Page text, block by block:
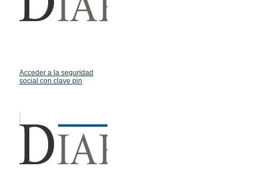
Acceder a la seguridad
social con clave pin